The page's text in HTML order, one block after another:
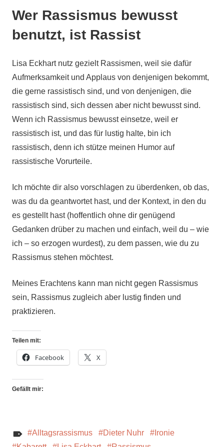
Wer Rassismus bewusst
benutzt, ist Rassist
Lisa Eckhart nutz gezielt Rassismen, weil sie dafür
Aufmerksamkeit und Applaus von denjenigen bekommt,
die gerne rassistisch sind, und von denjenigen, die
rassistisch sind, sich dessen aber nicht bewusst sind.
Wenn ich Rassismus bewusst einsetze, weil er
rassistisch ist, und das für lustig halte, bin ich
rassistisch, denn ich stütze meinen Humor auf
rassistische Vorurteile.
Ich möchte dir also vorschlagen zu überdenken, ob das,
was du da geantwortet hast, und der Kontext, in den du
es gestellt hast (hoffentlich ohne dir genügend
Gedanken drüber zu machen und einfach, weil du – wie
ich – so erzogen wurdest), zu dem passen, wie du zu
Rassismus stehen möchtest.
Meines Erachtens kann man nicht gegen Rassismus
sein, Rassismus zugleich aber lustig finden und
praktizieren.
Teilen mit:
Facebook X
Gefällt mir:
Alltagsrassismus Dieter Nuhr
Ironie